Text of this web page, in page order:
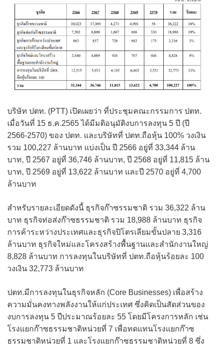
บริษัท ปตท. (PTT) เปิดเผยว่า ที่ประชุมคณะกรรมการ ปตท.
เมื่อวันที่ 15 ธ.ค.2565 ได้มีมติอนุมัติงบการลงทุน 5 ปี (ปี
2566-2570) ของ ปตท. และบริษัทที่ ปตท.ถือหุ้น 100% วงเงิน
รวม 100,227 ล้านบาท แบ่งเป็น ปี 2566 อยู่ที่ 33,344 ล้าน
บาท, ปี 2567 อยู่ที่ 36,746 ล้านบาท, ปี 2568 อยู่ที่ 11,815 ล้าน
บาท, ปี 2569 อยู่ที่ 13,622 ล้านบาท และปี 2570 อยู่ที่ 4,700
ล้านบาท
สำหรับรายละเอียดดังนี้ ธุรกิจก๊าซรรมชาติ รวม 36,322 ล้าน
บาท ธุรกิจท่อส่งก๊าซธรรมชาติ รวม 18,988 ล้านบาท ธุรกิจ
การค้าระหว่างประเทศและธุรกิจปิโตรเลียมขั้นปลาย 3,316
ล้านบาท ธุรกิจใหม่และโครงสร้างพื้นฐานและสำนักงานใหญ่
8,828 ล้านบาท การลงทุนในบริษัทที่ ปตท.ถือหุ้นร้อยละ 100
วงเงิน 32,773 ล้านบาท
ปตท.มีการลงทุนในธุรกิจหลัก (Core Businesses) เพื่อสร้าง
ความมั่นคงทางพลังงานให้แก่ประเทศ ซึ่งคิดเป็นสัดส่วนของ
งบการลงทุน 5 ปีประมาณร้อยละ 55 โดยมีโครงการหลัก เช่น
โรงแยกก๊าซธรรมชาติหน่วยที่ 7 เพื่อทดแทนโรงแยกก๊าซ
ธรรมชาติหน่วยที่ 1 และโรงแยกก๊าซธรรมชาติหน่วยที่ 8 ซึ่ง